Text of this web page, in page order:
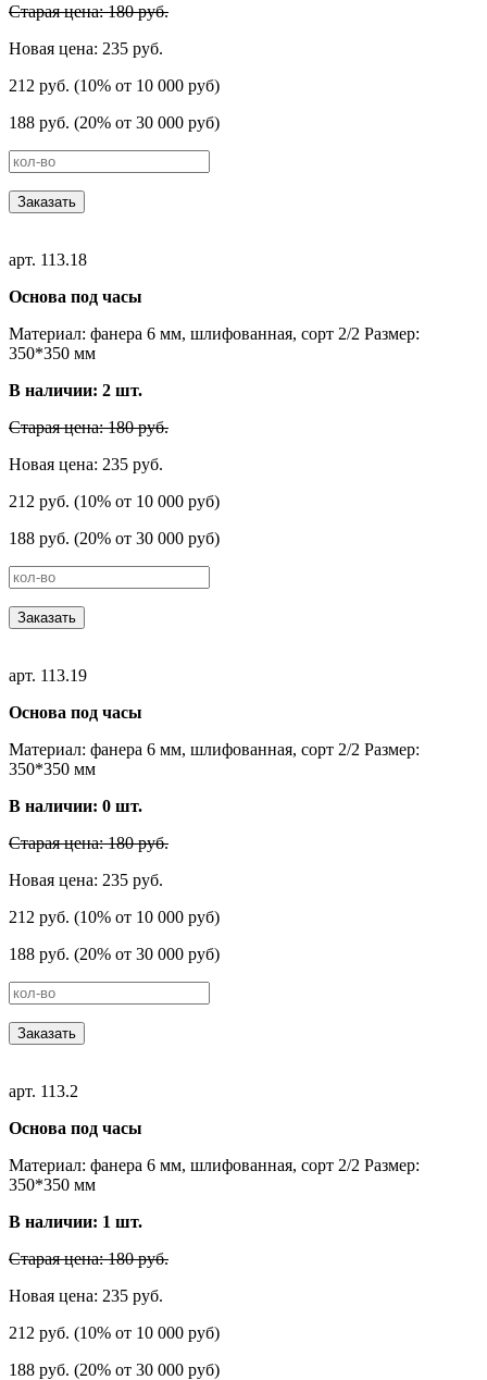
Старая цена: 180 руб.
Новая цена: 235 руб.
212 руб. (10% от 10 000 руб)
188 руб. (20% от 30 000 руб)
Заказать
арт. 113.18
Основа под часы
Материал: фанера 6 мм, шлифованная, сорт 2/2 Размер:
350*350 мм
В наличии: 2 шт.
Старая цена: 180 руб.
Новая цена: 235 руб.
212 руб. (10% от 10 000 руб)
188 руб. (20% от 30 000 руб)
Заказать
арт. 113.19
Основа под часы
Материал: фанера 6 мм, шлифованная, сорт 2/2 Размер:
350*350 мм
В наличии: 0 шт.
Старая цена: 180 руб.
Новая цена: 235 руб.
212 руб. (10% от 10 000 руб)
188 руб. (20% от 30 000 руб)
Заказать
арт. 113.2
Основа под часы
Материал: фанера 6 мм, шлифованная, сорт 2/2 Размер:
350*350 мм
В наличии: 1 шт.
Старая цена: 180 руб.
Новая цена: 235 руб.
212 руб. (10% от 10 000 руб)
188 руб. (20% от 30 000 руб)